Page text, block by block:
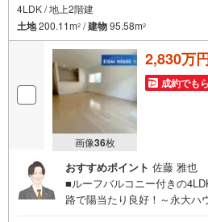
4LDK / 地上2階建
土地200.11m2 /建物95.58m2
画像36枚
2,830万
成約でも
おすすめポイント 佐藤 雅也
■ルーフバルコニー付きの
路で陽当たり良好！～永大ハ